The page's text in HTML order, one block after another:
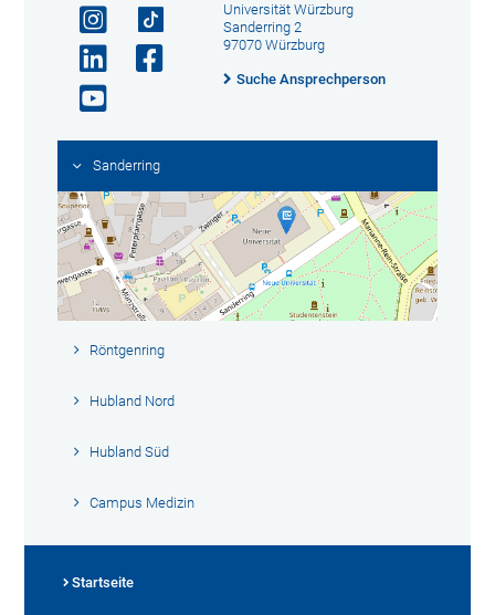
Universität Würzburg
Sanderring 2
97070 Würzburg
Suche Ansprechperson
Sanderring
Röntgenring
Hubland Nord
Hubland Süd
Campus Medizin
Startseite